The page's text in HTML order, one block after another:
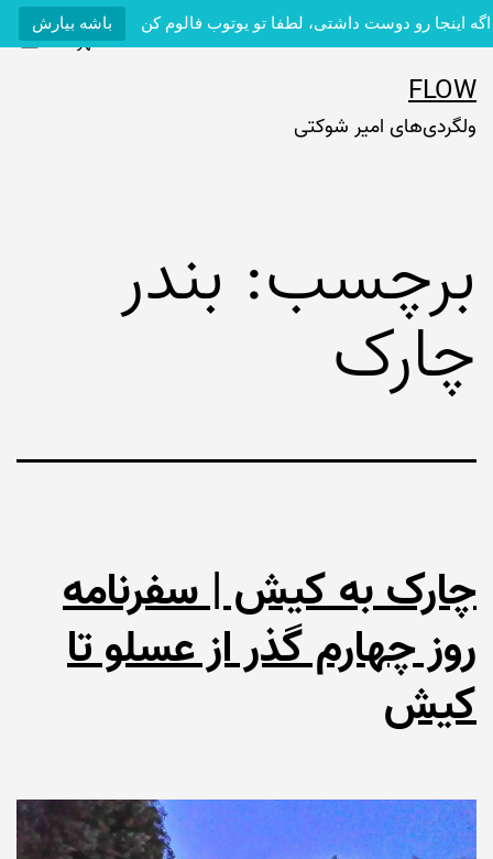
اگه اینجا رو دوست داشتی، لطفا تو یوتوب فالوم کن باشه بیارش
محتوا
FLOW
ولگردی‌های امیر شوکتی
فهرست
برچسب: بندر
چارک
چارک به کیش | سفرنامه
روز چهارم گذر از عسلو تا
کیش